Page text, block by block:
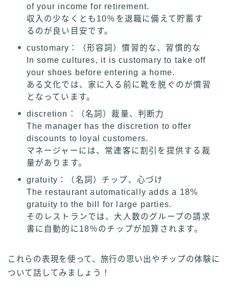
of your income for retirement.
収入の少なくとも10％を退職に備えて貯蓄す
るのが良い目安です。
customary：（形容詞）慣習的な、習慣的な
In some cultures, it is customary to take off
your shoes before entering a home.
ある文化では、家に入る前に靴を脱ぐのが慣習
となっています。
discretion：（名詞）裁量、判断力
The manager has the discretion to offer
discounts to loyal customers.
マネージャーには、常連客に割引を提供する裁
量があります。
gratuity：（名詞）チップ、心づけ
The restaurant automatically adds a 18%
gratuity to the bill for large parties.
そのレストランでは、大人数のグループの請求
書に自動的に18％のチップが加算されます。
これらの表現を使って、旅行の思い出やチップの体験に
ついて話してみましょう！